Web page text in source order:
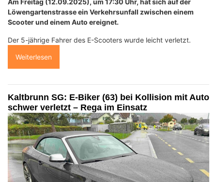
Am Freitag (12.09.2025), um 17:30 Uhr, hat sich auf der
Löwengartenstrasse ein Verkehrsunfall zwischen einem
Scooter und einem Auto ereignet.
Der 5-jährige Fahrer des E-Scooters wurde leicht verletzt.
Weiterlesen
Kaltbrunn SG: E-Biker (63) bei Kollision mit Auto
schwer verletzt – Rega im Einsatz